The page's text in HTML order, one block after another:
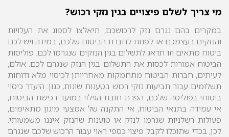
מי צריך לשלם פיצויים בגין נזקי רכוש?
במקרים בהם נגרם נזק לרכושכם, תיאלצו לספוג את העלויות
והנזקים בעצמכם או לפנות לחברת הביטוח שלכם, במידה ויש לכם
ביטוח מתאים וזו תדאג לתשלום בגין הנזקים שנגרמו לכם. פוליסות
הביטוח אמורות לכסות את התשלום בגין הנזק שנגרם לכם. אולם,
לעיתים, חברות הביטוח מתחמקות מאחריותן לכיסוי מלא ודוחות
תשלומים עבור תביעות נזקי רכוש בטענות שונות, כגון: היעדר כיסוי
ביטוחי בפוליסה שלכם, הפרת חובת הגילוי במועד רכישת הביטוח,
אי עמידה בתנאי הביטוח, אי התקנה של אמצעי מיגון מתאימים,
פעולות רשלניות שגרמו לנזק או טוענות שהנזק איננו משמעותי.
לכן, בכדי שתוכלולקבל פיצוי כספי ראוי עבור הרכוש שלכם שנגרם